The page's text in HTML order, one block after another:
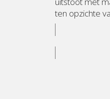
ten opzichte